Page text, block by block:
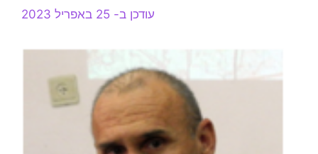
עודכן ב- 25 באפריל 2023